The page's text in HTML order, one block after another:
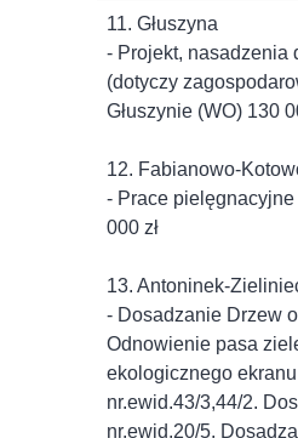
11. Głuszyna
- Projekt, nasadzenia
(dotyczy
Głuszynie (WO) 130
12. Fabianowo-
- Prace
000 zł
13. Antoninek-
- Dosadzanie Drzew
Odnowienie pasa
ekologicznego
nr.ewid.43/3,44/2.
nr.ewid.20/5.